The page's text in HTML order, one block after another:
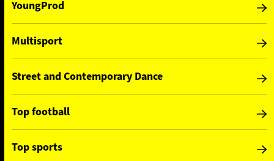
YoungProd
Multisport
Street and Contemporary Dance
Top football
Top sports